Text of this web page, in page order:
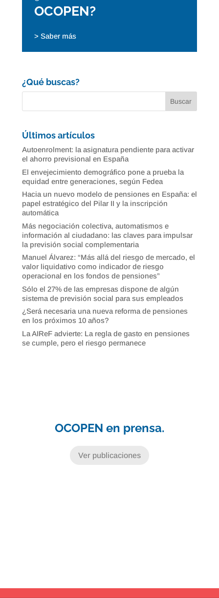
OCOPEN?
> Saber más
¿Qué buscas?
Últimos artículos
Autoenrolment: la asignatura pendiente para activar
el ahorro previsional en España
El envejecimiento demográfico pone a prueba la
equidad entre generaciones, según Fedea
Hacia un nuevo modelo de pensiones en España: el
papel estratégico del Pilar II y la inscripción
automática
Más negociación colectiva, automatismos e
información al ciudadano: las claves para impulsar
la previsión social complementaria
Manuel Álvarez: “Más allá del riesgo de mercado, el
valor liquidativo como indicador de riesgo
operacional en los fondos de pensiones”
Sólo el 27% de las empresas dispone de algún
sistema de previsión social para sus empleados
¿Será necesaria una nueva reforma de pensiones
en los próximos 10 años?
La AIReF advierte: La regla de gasto en pensiones
se cumple, pero el riesgo permanece
OCOPEN en prensa.
Ver publicaciones